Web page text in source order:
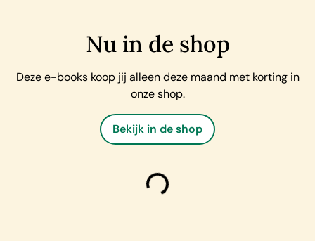
Nu in de shop
Deze e-books koop jij alleen deze maand met korting in
onze shop.
Bekijk in de shop
laden